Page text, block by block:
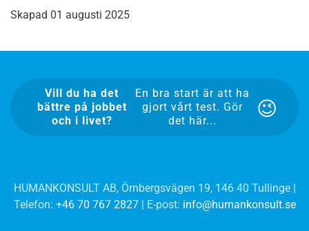
Skapad 01 augusti 2025
Vill du ha det
bättre på jobbet
och i livet?
En bra start är att ha
gjort vårt test. Gör
det här...
HUMANKONSULT AB, Örnbergsvägen 19, 146 40 Tullinge |
Telefon: +46 70 767 2827| E-post: info@humankonsult.se